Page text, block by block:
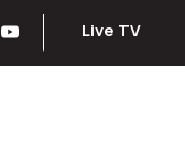
Live TV